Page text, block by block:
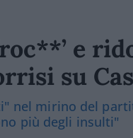
e
su
nel mirino del
più degli insulti"